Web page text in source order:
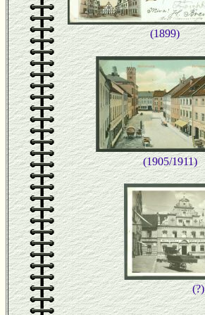
(1899)
(1905/1911)
(?)